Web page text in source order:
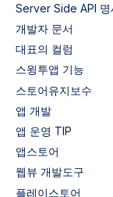
Server Side API 명
개발자 문서
대표의 컬럼
스윙투앱 기능
스토어유지보수
앱 개발
앱 운영 TIP
앱스토어
웹뷰 개발도구
플레이스토어